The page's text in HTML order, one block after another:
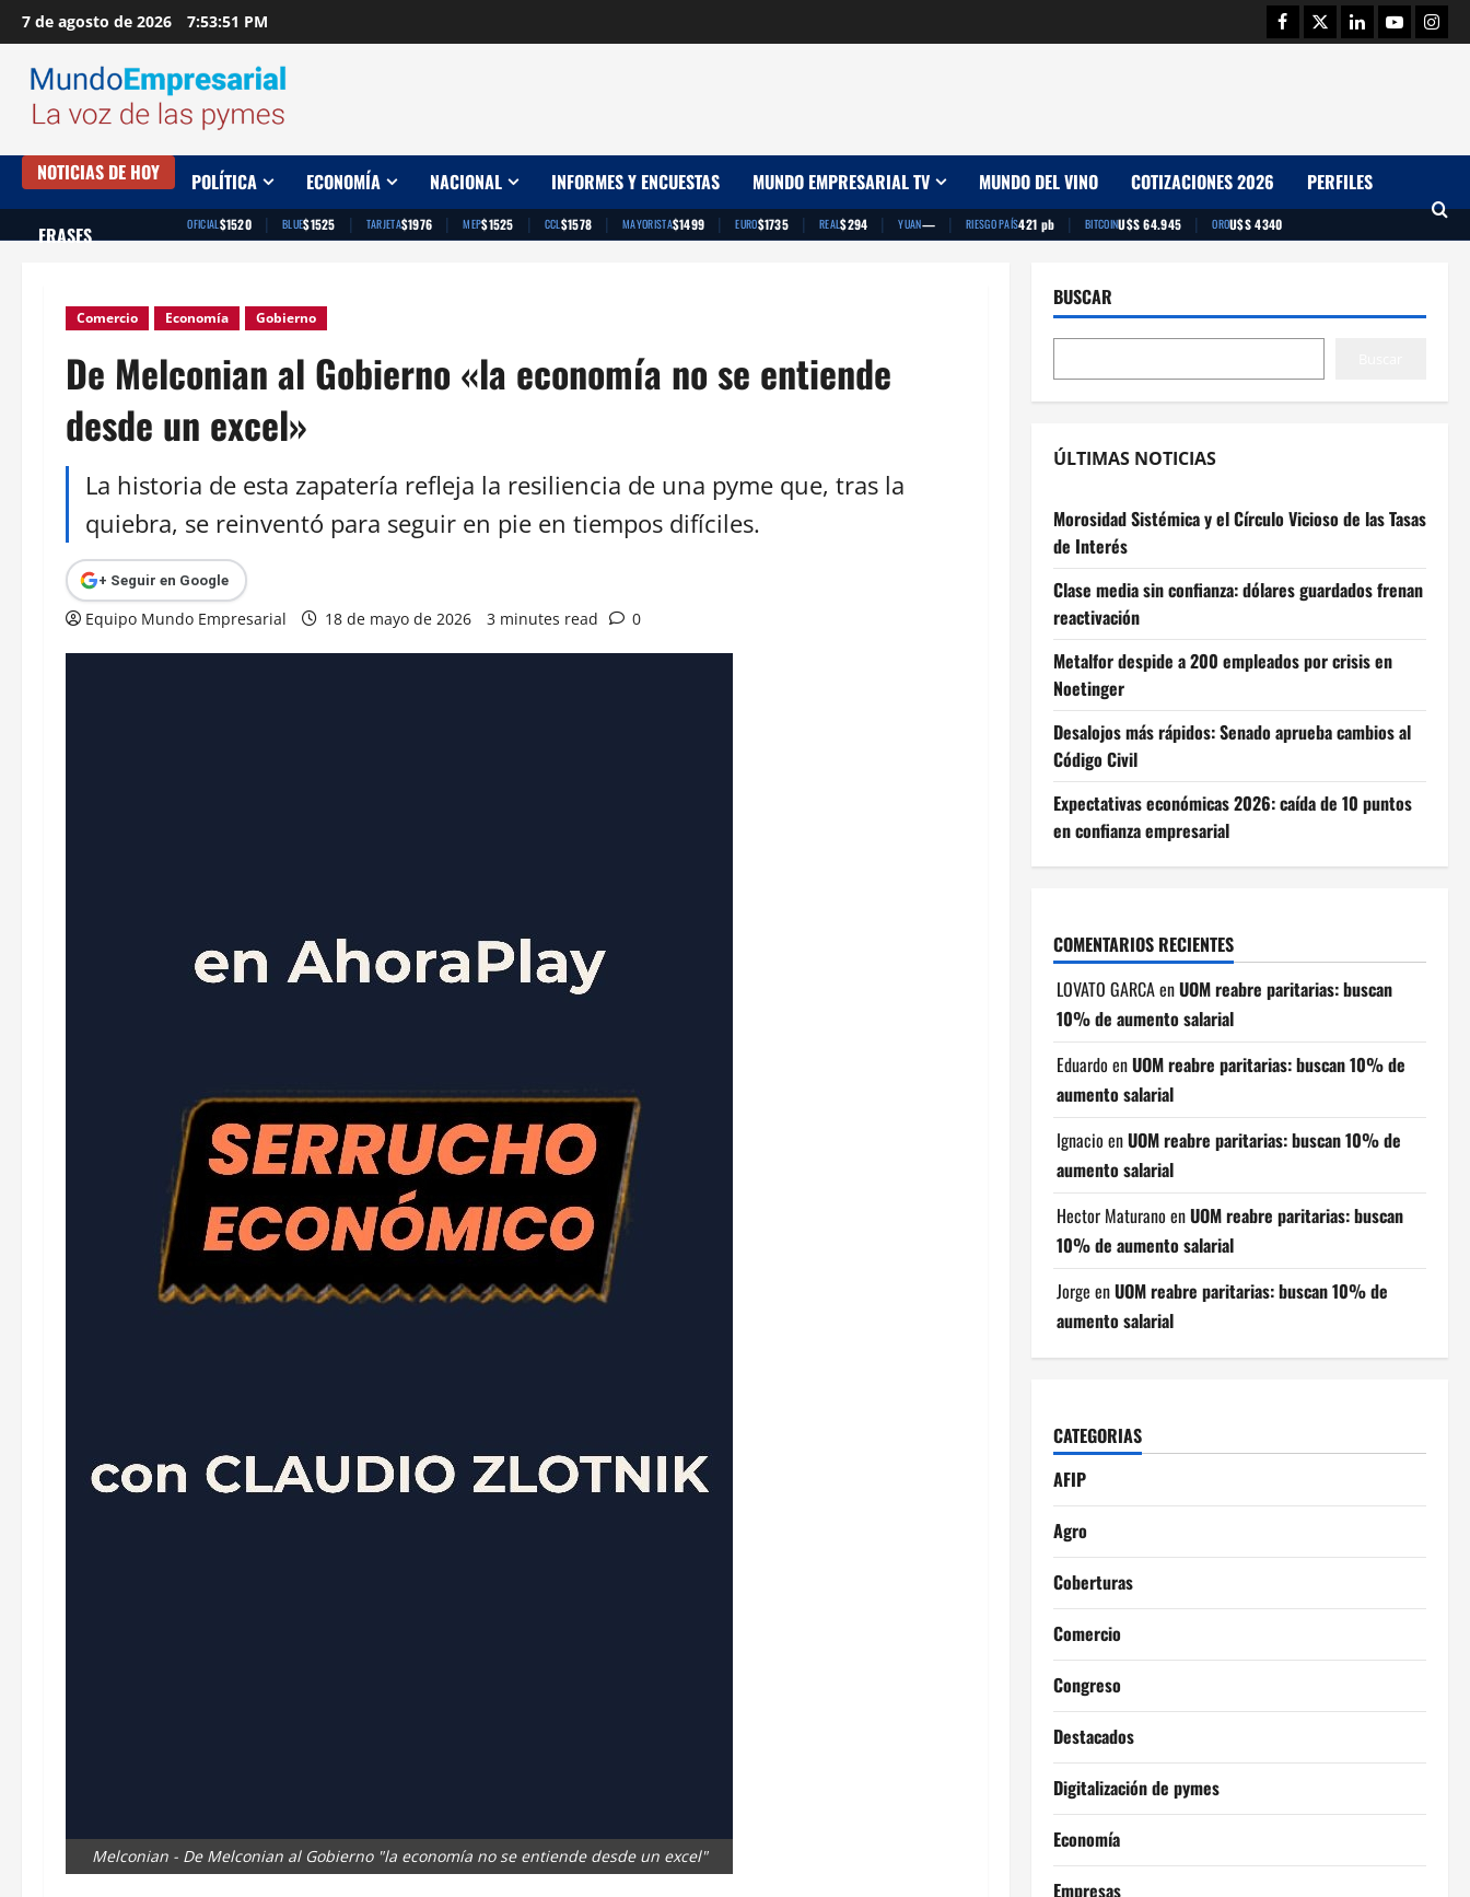
Saltar
al
contenido
7 de agosto de 2026 7:53:52 PM Facebook
TwitterLinkedinYoutube
NOTICIAS DE HOY POLÍTICA ECONOMÍA NACIONAL INFORMES Y ENCUESTAS MUNDO EMPRESARIAL TV MUNDO DEL VINO COTIZACIONES 2026 PERFILES
FRASES OFICIAL$1520 | BLUE$1525 | TARJETA$1976 | MEP$1525 | CCL$1578 | MAYORISTA$1499 | EURO$1735 | REAL$294 | YUAN— | RIESGO PAÍS421 pb | BITCOINU$S 64.945 | OROU$S 4340
Comercio Economía Gobierno
De Melconian al Gobierno «la economía no se entiende
desde un excel»
La historia de esta zapatería refleja la resiliencia de una pyme que, tras la
quiebra, se reinventó para seguir en pie en tiempos difíciles.
+ Seguir en Google
Equipo Mundo Empresarial 18 de mayo de 2026 3 minutes read 0
Melconian - De Melconian al Gobierno "la economía no se entiende desde un excel"
BUSCAR
ÚLTIMAS NOTICIAS
Morosidad Sistémica y el Círculo Vicioso de las Tasas
de Interés
Clase media sin confianza: dólares guardados frenan
reactivación
Metalfor despide a 200 empleados por crisis en
Noetinger
Desalojos más rápidos: Senado aprueba cambios al
Código Civil
Expectativas económicas 2026: caída de 10 puntos
en confianza empresarial
COMENTARIOS RECIENTES
LOVATO GARCAenUOM reabre paritarias: buscan
10% de aumento salarial
Eduardo enUOM reabre paritarias: buscan 10% de
aumento salarial
Ignacio enUOM reabre paritarias: buscan 10% de
aumento salarial
Hector Maturano enUOM reabre paritarias: buscan
10% de aumento salarial
Jorge enUOM reabre paritarias: buscan 10% de
aumento salarial
CATEGORIAS
AFIP
Agro
Coberturas
Comercio
Congreso
Destacados
Digitalización de pymes
Economía
Empresas